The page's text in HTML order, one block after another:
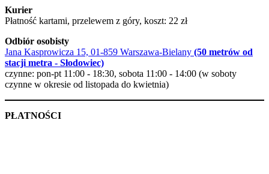
Kurier
Płatność kartami, przelewem z góry, koszt: 22 zł
Odbiór osobisty
Jana Kasprowicza 15, 01-859 Warszawa-Bielany (50 metrów od
stacji metra - Słodowiec)
czynne: pon-pt 11:00 - 18:30, sobota 11:00 - 14:00 (w soboty
czynne w okresie od listopada do kwietnia)
PŁATNOŚCI